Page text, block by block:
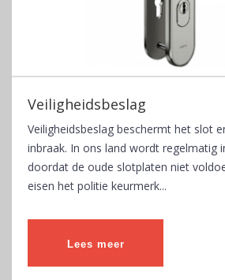
Veiligheidsbeslag
Veiligheidsbeslag beschermt het slot
inbraak. In ons land wordt regelmatig
doordat de oude slotplaten niet
eisen het politie keurmerk...
Lees meer